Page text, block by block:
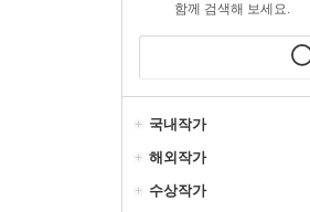
함께 검색해 보세요.
국내작가
해외작가
수상작가